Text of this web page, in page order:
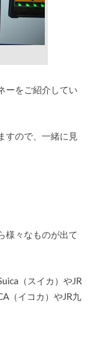
ーをご紹介してい
すので、一緒に見
様々なものが出て
（スイカ）やJR
（イコカ）やJR九